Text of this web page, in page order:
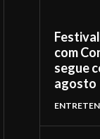
com
segue
agosto